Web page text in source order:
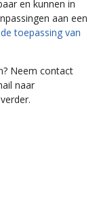
en kunnen in
aan een
toepassing van
Neem contact
naar